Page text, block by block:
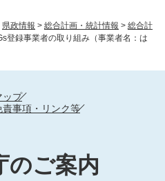
県政情報 > 総合計画・統計情報 > 総合計
登録事業者の取り組み（事業者名：は
ップ
責事項・リンク等
のご案内